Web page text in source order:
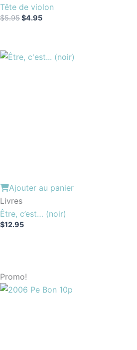
Tête de violon
$5.95$4.95
Ajouter au panier
Livres
Être, c’est… (noir)
$12.95
Promo!